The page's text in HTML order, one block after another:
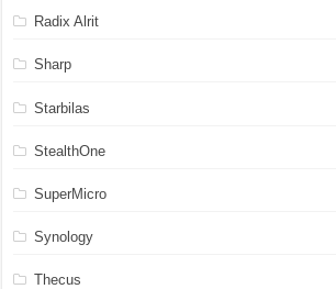
Radix Alrit
Sharp
Starbilas
StealthOne
SuperMicro
Synology
Thecus